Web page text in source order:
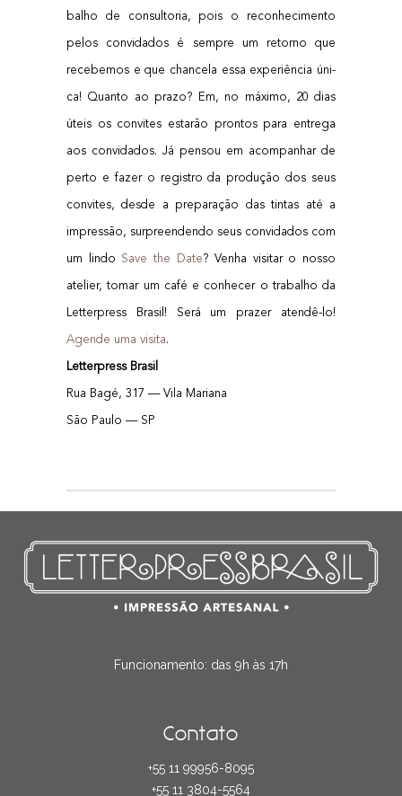
ba­lho de con­sul­to­ria, pois o reco­nhe­ci­men­to
pelos con­vi­da­dos é sem­pre um retor­no que
rece­be­mos e que chan­ce­la essa expe­ri­ên­cia úni­
ca! Quan­to ao pra­zo? Em, no máxi­mo, 20 dias
úteis os con­vi­tes esta­rão pron­tos para entre­ga
aos con­vi­da­dos. Já pen­sou em acom­pa­nhar de
per­to e fazer o regis­tro da pro­du­ção dos seus
con­vi­tes, des­de a pre­pa­ra­ção das tin­tas até a
impres­são, sur­pre­en­den­do seus con­vi­da­dos com
um lin­do Save the Date? Venha visi­tar o nos­so
ate­li­er, tomar um café e conhe­cer o tra­ba­lho da
Let­ter­press Bra­sil! Será um pra­zer aten­dê-lo!
Agen­de uma visi­ta.
Let­ter­press Brasil
Rua Bagé, 317 — Vila Mariana
São Pau­lo — SP
Funcionamento: das 9h às 17h
Contato
+55 11 99956-8095
+55 11 3804-5564